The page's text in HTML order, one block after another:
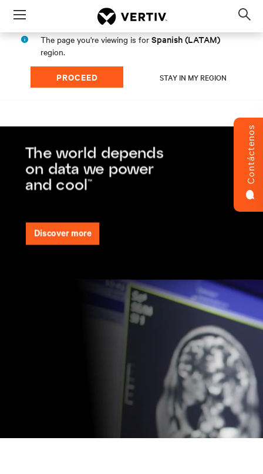
Menu
The page you're viewing is for Spanish (LATAM)
region.
PROCEED STAY IN MY REGION
Contáctenos